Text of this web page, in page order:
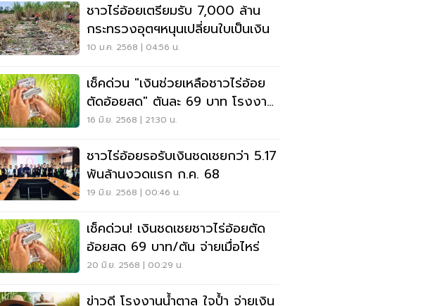
ชาวไร่อ้อยเตรียมรับ 7,000 ล้าน
กระทรวงอุตฯหนุนเปลี่ยนใบเป็นเงิน
10 ม.ค. 2568 | 04:56 น.
เช็คด่วน "เงินช่วยเหลือชาวไร่อ้อย
ตัดอ้อยสด" ตันละ 69 บาท โรงงาน
น้ำตาลพร้อมจ่าย
16 มิ.ย. 2568 | 21:30 น.
ชาวไร่อ้อยรอรับเงินชดเชยกว่า 5.17
พันล้านงวดแรก ก.ค.​ 68
19 มิ.ย. 2568 | 00:46 น.
เช็คด่วน! เงินชดเชยชาวไร่อ้อยตัด
อ้อยสด 69 บาท/ตัน จ่ายเมื่อไหร่
20 มิ.ย. 2568 | 00:29 น.
ข่าวดี โรงงานน้ำตาล ใจป้ำ จ่ายเงิน